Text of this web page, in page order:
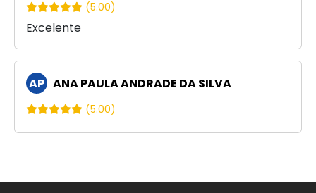
(5.00)
Excelente
AP ANA PAULA ANDRADE DA SILVA
(5.00)